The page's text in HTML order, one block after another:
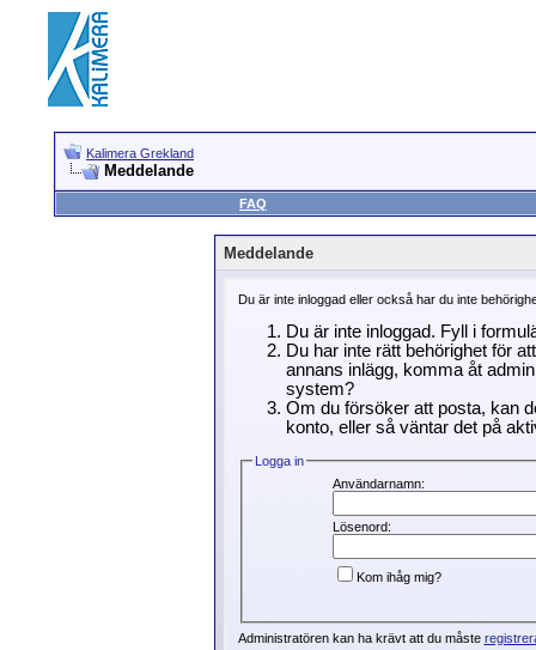
Kalimera Grekland
Meddelande
FAQ
Meddelande
Du är inte inloggad eller också har du inte
Du är inte inloggad. Fyll i
Du har inte rätt behörighet för
annans inlägg, komma åt
system?
Om du försöker att posta, kan
konto, eller så väntar det på
Logga in
Användarnamn:
Lösenord:
Kom ihåg mig?
Administratören kan ha krävt att du måste